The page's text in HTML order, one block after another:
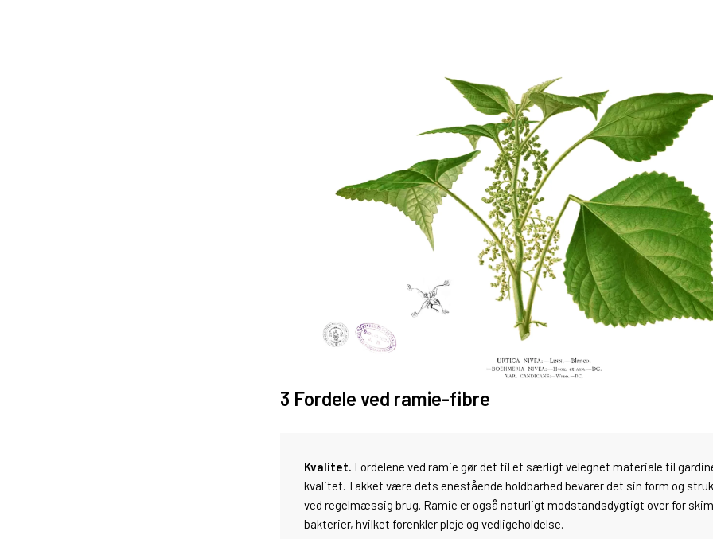
3 Fordele ved ramie-fibre
Kvalitet. Fordelene ved ramie gør det til et særligt velegnet materiale til
kvalitet. Takket være dets enestående holdbarhed bevarer det sin form og
ved regelmæssig brug. Ramie er også naturligt modstandsdygtigt over for
bakterier, hvilket forenkler pleje og vedligeholdelse.